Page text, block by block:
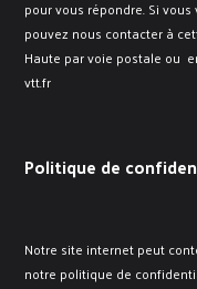
pour vous répondre. Si
pouvez nous contacter à
Haute par voie postale ou
vtt.fr
Politique de
Notre site internet peut
notre politique de